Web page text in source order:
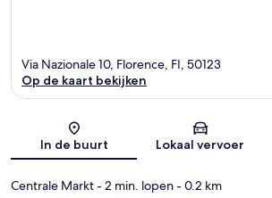
Kaart
Via Nazionale 10, Florence, FI, 50123
Op de kaart bekijken
In de buurt Lokaal vervoer
Centrale Markt- 2 min. lopen- 0.2 km